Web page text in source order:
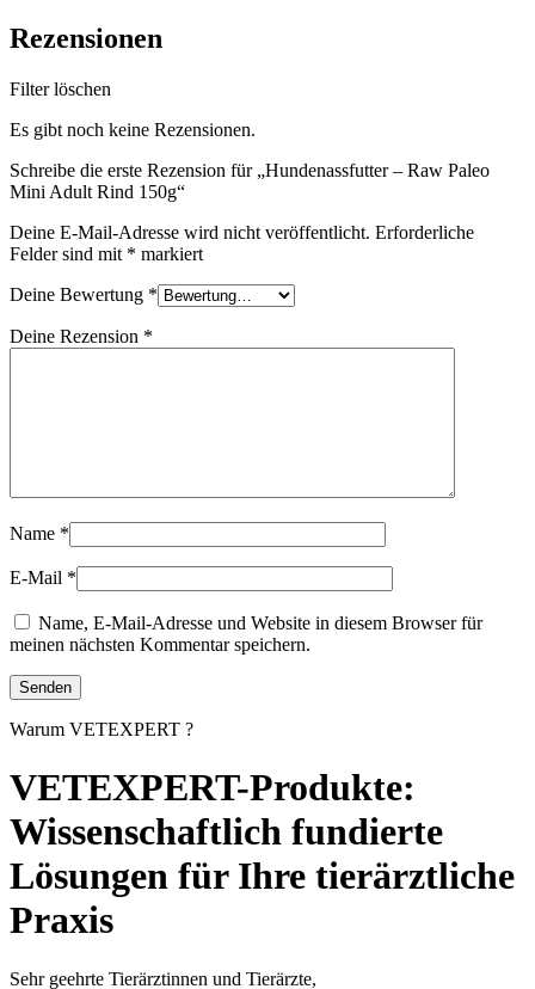
Rezensionen
Filter löschen
Es gibt noch keine Rezensionen.
Schreibe die erste Rezension für „Hundenassfutter – Raw Paleo
Mini Adult Rind 150g“
Deine E-Mail-Adresse wird nicht veröffentlicht. Erforderliche
Felder sind mit * markiert
Deine Bewertung *
Deine Rezension *
Name *
E-Mail *
Name, E-Mail-Adresse und Website in diesem Browser für
meinen nächsten Kommentar speichern.
Warum VETEXPERT ?
VETEXPERT-Produkte:
Wissenschaftlich fundierte
Lösungen für Ihre tierärztliche
Praxis
Sehr geehrte Tierärztinnen und Tierärzte,